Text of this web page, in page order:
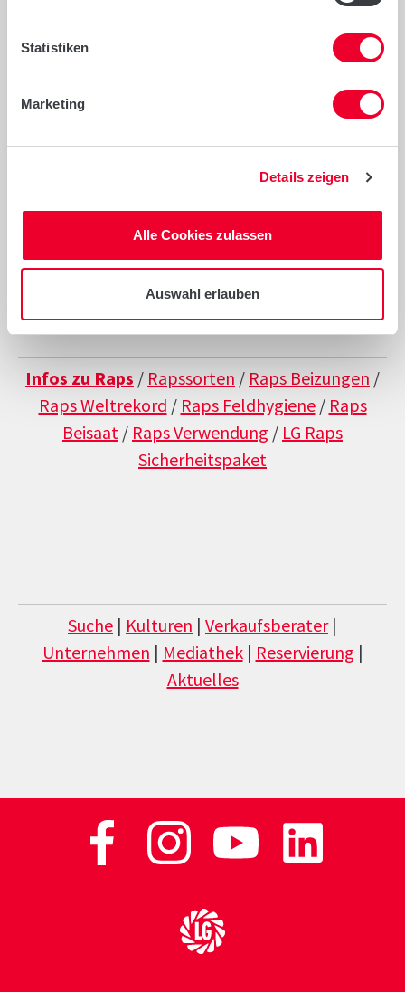
Statistiken
Marketing
Details zeigen
Alle Cookies zulassen
Auswahl erlauben
Anbau- und Sortenhinweise
ÜBERSICHT RAPS SORTEN
Infos zu Raps / Rapssorten / Raps Beizungen /
Raps Weltrekord / Raps Feldhygiene/ Raps
Beisaat / Raps Verwendung / LG Raps
Sicherheitspaket
Suche | Kulturen | Verkaufsberater|
Unternehmen | Mediathek| Reservierung |
Aktuelles